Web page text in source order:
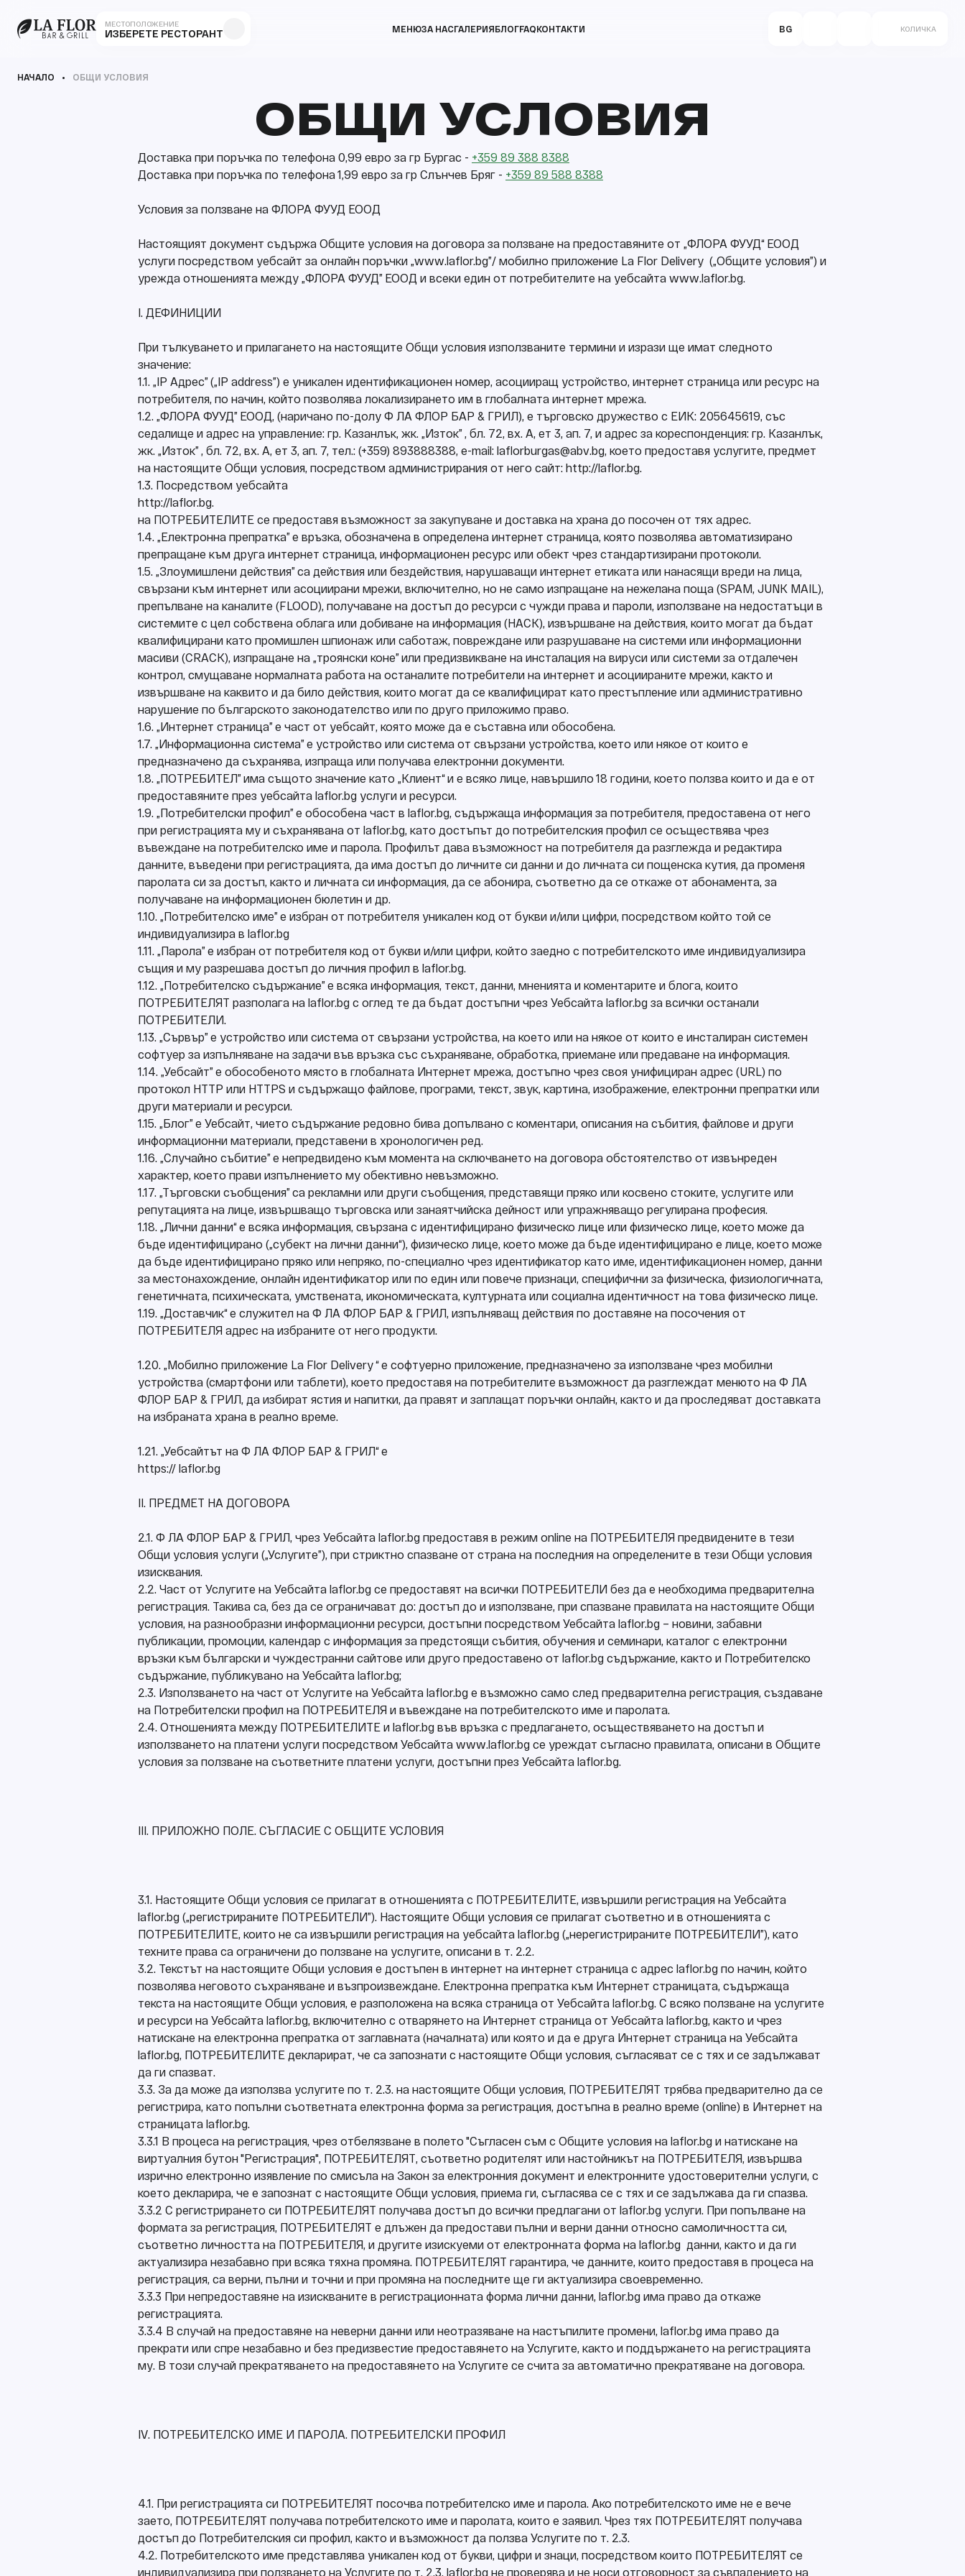
МЕСТОПОЛОЖЕНИЕ
ИЗБЕРЕТЕ РЕСТОРАНТ МЕНЮЗА НАСГАЛЕРИЯБЛОГFAQКОНТАКТИ BG КОЛИЧКА
НАЧАЛО ОБЩИ УСЛОВИЯ
ОБЩИ УСЛОВИЯ
Доставка при поръчка по телефона 0,99 евро за гр Бургас - +359 89 388 8388
Доставка при поръчка по телефона 1,99 евро за гр Слънчев Бряг - +359 89 588 8388
Условия за ползване на ФЛОРА ФУУД ЕООД
Настоящият документ съдържа Общите условия на договора за ползване на предоставяните от „ФЛОРА ФУУД“ ЕООД
услуги посредством уебсайт за онлайн поръчки „www.laflor.bg”/ мобилно приложение La Flor Delivery („Общите условия”) и
урежда отношенията между „ФЛОРА ФУУД” ЕООД и всеки един от потребителите на уебсайта www.laflor.bg.
І. ДЕФИНИЦИИ
При тълкуването и прилагането на настоящите Общи условия използваните термини и изрази ще имат следното
значение:
1.1. „IP Адрес” („IP address”) е уникален идентификационен номер, асоцииращ устройство, интернет страница или ресурс на
потребителя, по начин, който позволява локализирането им в глобалната интернет мрежа.
1.2. „ФЛОРА ФУУД” ЕООД, (наричано по-долу Ф ЛА ФЛОР БАР & ГРИЛ), е търговско дружество с ЕИК: 205645619, със
седалище и адрес на управление: гр. Казанлък, жк. „Изток” , бл. 72, вх. А, ет 3, ап. 7, и адрес за кореспонденция: гр. Казанлък,
жк. „Изток” , бл. 72, вх. А, ет 3, ап. 7, тел.: (+359) 893888388, e-mail: laflorburgas@abv.bg, което предоставя услугите, предмет
на настоящите Общи условия, посредством администрирания от него сайт: http://laflor.bg.
1.3. Посредством уебсайта
http://laflor.bg.
на ПОТРЕБИТЕЛИТЕ се предоставя възможност за закупуване и доставка на храна до посочен от тях адрес.
1.4. „Електронна препратка” е връзка, обозначена в определена интернет страница, която позволява автоматизирано
препращане към друга интернет страница, информационен ресурс или обект чрез стандартизирани протоколи.
1.5. „Злоумишлени действия” са действия или бездействия, нарушаващи интернет етиката или нанасящи вреди на лица,
свързани към интернет или асоциирани мрежи, включително, но не само изпращане на нежелана поща (SPAM, JUNK MAIL),
препълване на каналите (FLOOD), получаване на достъп до ресурси с чужди права и пароли, използване на недостатъци в
системите с цел собствена облага или добиване на информация (HACK), извършване на действия, които могат да бъдат
квалифицирани като промишлен шпионаж или саботаж, повреждане или разрушаване на системи или информационни
масиви (CRACK), изпращане на „троянски коне” или предизвикване на инсталация на вируси или системи за отдалечен
контрол, смущаване нормалната работа на останалите потребители на интернет и асоциираните мрежи, както и
извършване на каквито и да било действия, които могат да се квалифицират като престъпление или административно
нарушение по българското законодателство или по друго приложимо право.
1.6. „Интернет страница” е част от уебсайт, която може да е съставна или обособена.
1.7. „Информационна система” е устройство или система от свързани устройства, което или някое от които е
предназначено да съхранява, изпраща или получава електронни документи.
1.8. „ПОТРЕБИТЕЛ” има същото значение като „Клиент“ и е всяко лице, навършило 18 години, което ползва които и да е от
предоставяните през уебсайта laflor.bg услуги и ресурси.
1.9. „Потребителски профил” е обособена част в laflor.bg, съдържаща информация за потребителя, предоставена от него
при регистрацията му и съхранявана от laflor.bg, като достъпът до потребителския профил се осъществява чрез
въвеждане на потребителско име и парола. Профилът дава възможност на потребителя да разглежда и редактира
данните, въведени при регистрацията, да има достъп до личните си данни и до личната си пощенска кутия, да променя
паролата си за достъп, както и личната си информация, да се абонира, съответно да се откаже от абонамента, за
получаване на информационен бюлетин и др.
1.10. „Потребителско име” е избран от потребителя уникален код от букви и/или цифри, посредством който той се
индивидуализира в laflor.bg
1.11. „Парола” е избран от потребителя код от букви и/или цифри, който заедно с потребителското име индивидуализира
същия и му разрешава достъп до личния профил в laflor.bg.
1.12. „Потребителско съдържание” е всяка информация, текст, данни, мненията и коментарите и блога, които
ПОТРЕБИТЕЛЯТ разполага на laflor.bg с оглед те да бъдат достъпни чрез Уебсайта laflor.bg за всички останали
ПОТРЕБИТЕЛИ.
1.13. „Сървър” е устройство или система от свързани устройства, на което или на някое от които е инсталиран системен
софтуер за изпълняване на задачи във връзка със съхраняване, обработка, приемане или предаване на информация.
1.14. „Уебсайт” е обособеното място в глобалната Интернет мрежа, достъпно чрез своя унифициран адрес (URL) по
протокол HTTP или HTTPS и съдържащо файлове, програми, текст, звук, картина, изображение, електронни препратки или
други материали и ресурси.
1.15. „Блог” е Уебсайт, чието съдържание редовно бива допълвано с коментари, описания на събития, файлове и други
информационни материали, представени в хронологичен ред.
1.16. „Случайно събитие” е непредвидено към момента на сключването на договора обстоятелство от извънреден
характер, което прави изпълнението му обективно невъзможно.
1.17. „Търговски съобщения” са рекламни или други съобщения, представящи пряко или косвено стоките, услугите или
репутацията на лице, извършващо търговска или занаятчийска дейност или упражняващо регулирана професия.
1.18. „Лични данни“ е всяка информация, свързана с идентифицирано физическо лице или физическо лице, което може да
бъде идентифицирано („субект на лични данни“), физическо лице, което може да бъде идентифицирано е лице, което може
да бъде идентифицирано пряко или непряко, по-специално чрез идентификатор като име, идентификационен номер, данни
за местонахождение, онлайн идентификатор или по един или повече признаци, специфични за физическа, физиологичната,
генетичната, психическата, умствената, икономическата, културната или социална идентичност на това физическо лице.
1.19. „Доставчик“ е служител на Ф ЛА ФЛОР БАР & ГРИЛ, изпълняващ действия по доставяне на посочения от
ПОТРЕБИТЕЛЯ адрес на избраните от него продукти.
1.20. „Мобилно приложение La Flor Delivery “ е софтуерно приложение, предназначено за използване чрез мобилни
устройства (смартфони или таблети), което предоставя на потребителите възможност да разглеждат менюто на Ф ЛА
ФЛОР БАР & ГРИЛ, да избират ястия и напитки, да правят и заплащат поръчки онлайн, както и да проследяват доставката
на избраната храна в реално време.
1.21. „Уебсайтът на Ф ЛА ФЛОР БАР & ГРИЛ“ е
https:// laflor.bg
ІI. ПРЕДМЕТ НА ДОГОВОРА
2.1. Ф ЛА ФЛОР БАР & ГРИЛ, чрез Уебсайта laflor.bg предоставя в режим online на ПОТРЕБИТЕЛЯ предвидените в тези
Общи условия услуги („Услугите”), при стриктно спазване от страна на последния на определените в тези Общи условия
изисквания.
2.2. Част от Услугите на Уебсайта laflor.bg се предоставят на всички ПОТРЕБИТЕЛИ без да е необходима предварителна
регистрация. Такива са, без да се ограничават до: достъп до и използване, при спазване правилата на настоящите Общи
условия, на разнообразни информационни ресурси, достъпни посредством Уебсайта laflor.bg – новини, забавни
публикации, промоции, календар с информация за предстоящи събития, обучения и семинари, каталог с електронни
връзки към български и чуждестранни сайтове или друго предоставено от laflor.bg съдържание, както и Потребителско
съдържание, публикувано на Уебсайта laflor.bg;
2.3. Използването на част от Услугите на Уебсайта laflor.bg е възможно само след предварителна регистрация, създаване
на Потребителски профил на ПОТРЕБИТЕЛЯ и въвеждане на потребителското име и паролата.
2.4. Отношенията между ПОТРЕБИТЕЛИТЕ и laflor.bg във връзка с предлагането, осъществяването на достъп и
използването на платени услуги посредством Уебсайта www.laflor.bg се уреждат съгласно правилата, описани в Общите
условия за ползване на съответните платени услуги, достъпни през Уебсайта laflor.bg.
ІІІ. ПРИЛОЖНО ПОЛЕ. СЪГЛАСИЕ С ОБЩИТЕ УСЛОВИЯ
3.1. Настоящите Общи условия се прилагат в отношенията с ПОТРЕБИТЕЛИТЕ, извършили регистрация на Уебсайта
laflor.bg („регистрираните ПОТРЕБИТЕЛИ”). Настоящите Общи условия се прилагат съответно и в отношенията с
ПОТРЕБИТЕЛИТЕ, които не са извършили регистрация на уебсайта laflor.bg („нерегистрираните ПОТРЕБИТЕЛИ”), като
техните права са ограничени до ползване на услугите, описани в т. 2.2.
3.2. Текстът на настоящите Общи условия е достъпен в интернет на интернет страница с адрес laflor.bg по начин, който
позволява неговото съхраняване и възпроизвеждане. Електронна препратка към Интернет страницата, съдържаща
текста на настоящите Общи условия, е разположена на всяка страница от Уебсайта laflor.bg. С всяко ползване на услугите
и ресурси на Уебсайта laflor.bg, включително с отварянето на Интернет страница от Уебсайта laflor.bg, както и чрез
натискане на електронна препратка от заглавната (началната) или която и да е друга Интернет страница на Уебсайта
laflor.bg, ПОТРЕБИТЕЛИТЕ декларират, че са запознати с настоящите Общи условия, съгласяват се с тях и се задължават
да ги спазват.
3.3. За да може да използва услугите по т. 2.3. на настоящите Общи условия, ПОТРЕБИТЕЛЯТ трябва предварително да се
регистрира, като попълни съответната електронна форма за регистрация, достъпна в реално време (online) в Интернет на
страницата laflor.bg.
3.3.1 В процеса на регистрация, чрез отбелязване в полето "Съгласен съм с Общите условия на laflor.bg и натискане на
виртуалния бутон "Регистрация", ПОТРЕБИТЕЛЯТ, съответно родителят или настойникът на ПОТРЕБИТЕЛЯ, извършва
изрично електронно изявление по смисъла на Закон за електронния документ и електронните удостоверителни услуги, с
което декларира, че е запознат с настоящите Общи условия, приема ги, съгласява се с тях и се задължава да ги спазва.
3.3.2 С регистрирането си ПОТРЕБИТЕЛЯТ получава достъп до всички предлагани от laflor.bg услуги. При попълване на
формата за регистрация, ПОТРЕБИТЕЛЯТ е длъжен да предостави пълни и верни данни относно самоличността си,
съответно личността на ПОТРЕБИТЕЛЯ, и другите изискуеми от електронната форма на laflor.bg данни, както и да ги
актуализира незабавно при всяка тяхна промяна. ПОТРЕБИТЕЛЯТ гарантира, че данните, които предоставя в процеса на
регистрация, са верни, пълни и точни и при промяна на последните ще ги актуализира своевременно.
3.3.3 При непредоставяне на изискваните в регистрационната форма лични данни, laflor.bg има право да откаже
регистрацията.
3.3.4 В случай на предоставяне на неверни данни или неотразяване на настъпилите промени, laflor.bg има право да
прекрати или спре незабавно и без предизвестие предоставянето на Услугите, както и поддържането на регистрацията
му. В този случай прекратяването на предоставянето на Услугите се счита за автоматично прекратяване на договора.
ІV. ПОТРЕБИТЕЛСКО ИМЕ И ПАРОЛА. ПОТРЕБИТЕЛСКИ ПРОФИЛ
4.1. При регистрацията си ПОТРЕБИТЕЛЯТ посочва потребителско име и парола. Ако потребителското име не е вече
заето, ПОТРЕБИТЕЛЯТ получава потребителското име и паролата, които е заявил. Чрез тях ПОТРЕБИТЕЛЯТ получава
достъп до Потребителския си профил, както и възможност да ползва Услугите по т. 2.3.
4.2. Потребителското име представлява уникален код от букви, цифри и знаци, посредством които ПОТРЕБИТЕЛЯТ се
индивидуализира при ползването на Услугите по т. 2.3. laflor.bg не проверява и не носи отговорност за съвпадението на